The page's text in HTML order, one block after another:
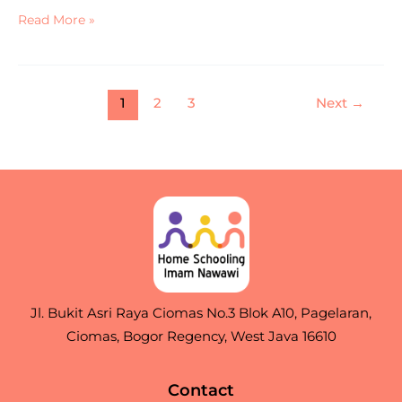
Read More »
1 2 3 Next →
Jl. Bukit Asri Raya Ciomas No.3 Blok A10, Pagelaran,
Ciomas, Bogor Regency, West Java 16610
Contact